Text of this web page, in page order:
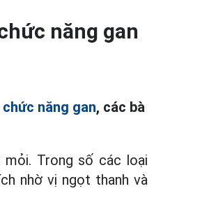
năng gan
chức năng gan, các bà
Trong số các loại
nhờ vị ngọt thanh và